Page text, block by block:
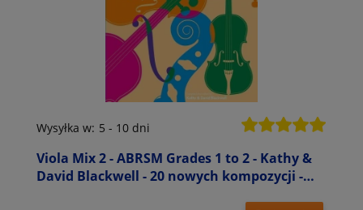
Viola Mix 2 - ABRSM Grades 1 to 2 - Kathy &
David Blackwell - 20 nowych kompozycji -
Wysyłka w: 5 - 10 dni